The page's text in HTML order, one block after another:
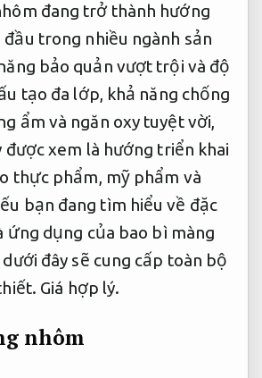
đang trở thành hướng
trong nhiều ngành sản
bảo quản vượt trội và độ
tạo đa lớp, khả năng chống
ẩm và ngăn oxy tuyệt vời,
được xem là hướng triển khai
thực phẩm, mỹ phẩm và
bạn đang tìm hiểu về đặc
ứng dụng của bao bì màng
đây sẽ cung cấp toàn bộ
Giá hợp lý.
nhôm